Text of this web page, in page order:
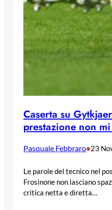
Caserta su
prestazione non
Pasquale Febbraro•23
Le parole del tecnico nel
Frosinone non lasciano
critica netta e diretta…